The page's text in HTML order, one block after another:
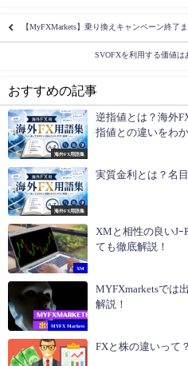
【MyFXMarkets】乗り換えキャンペーン終了
SVOFXを利用する価値は
おすすめの記事
海外FX用語集
逆指値とは？海外
指値との違いをわ
海外FX用語集
実質金利とは？名
XM
XMと相性の良いJ
ても徹底解説！
MYFX Markets
MYFXmarketsでは
解説！
FXと株の違いって